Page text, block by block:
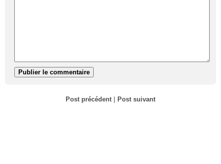
Post précédent| Post suivant